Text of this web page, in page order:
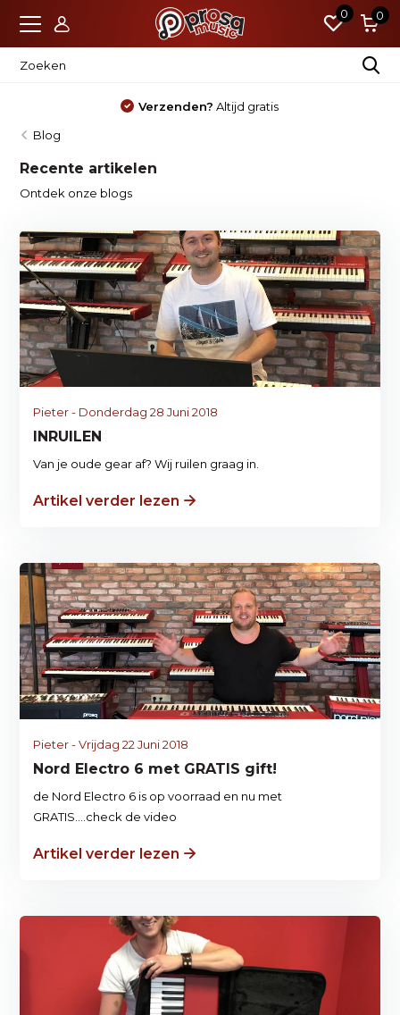
0 0
Verzenden? Altijd gratis
Blog
Recente artikelen
Ontdek onze blogs
Pieter - Donderdag 28 Juni 2018
INRUILEN
Van je oude gear af? Wij ruilen graag in.
Artikel verder lezen
Pieter - Vrijdag 22 Juni 2018
Nord Electro 6 met GRATIS gift!
de Nord Electro 6 is op voorraad en nu met
GRATIS....check de video
Artikel verder lezen